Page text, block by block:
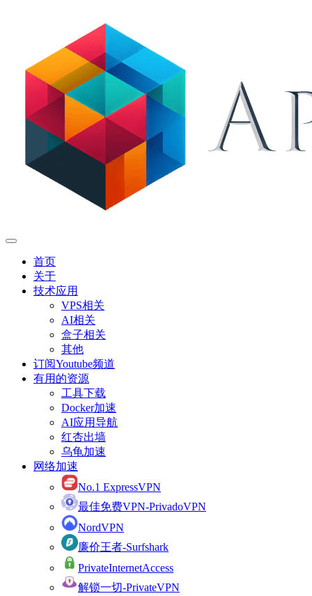
首页
关于
技术应用
VPS相关
AI相关
盒子相关
其他
订阅Youtube频道
有用的资源
工具下载
Docker加速
AI应用导航
红杏出墙
乌龟加速
网络加速
No.1 ExpressVPN
最佳免费VPN-PrivadoVPN
NordVPN
廉价王者-Surfshark
PrivateInternetAccess
解锁一切-PrivateVPN